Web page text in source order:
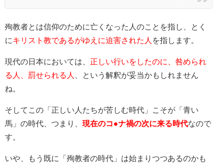
殉教者とは信仰のために亡くなった人のことを指し、とく
にキリスト教であるがゆえに迫害された人 を指します。
現代の日本においては、 正しい行いをしたのに、咎められ
る人、罰せられる人
、という解釈が妥当かもしれません
ね。
そしてこの「正しい人たちが苦しむ時代」こそが「青い
馬」の時代、つまり、 現在のコ●ナ禍の次に来る時代なので
す。
いや、もう既に「殉教者の時代」は始まりつつあるのかも